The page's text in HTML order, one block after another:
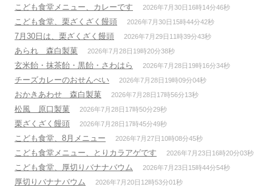
こども食堂メニュー、カレーです 2026年7月30日16時14分46秒
こども食堂、栗ざくざく饅頭 2026年7月30日15時44分42秒
7月30日は、栗ざくざく饅頭 2026年7月29日11時39分43秒
あられ 森白製菓 2026年7月28日19時20分38秒
玄米飴・抹茶飴・黒飴・さわはら 2026年7月28日19時16分34秒
チーズカレーのおせんべい 2026年7月28日19時09分04秒
おかきあわせ 森白製菓 2026年7月28日17時56分13秒
松風 原口製菓 2026年7月28日17時50分29秒
栗ざくざく饅頭 2026年7月28日17時45分49秒
こども食堂、8月メニュー 2026年7月27日10時08分45秒
こども食堂メニュー、とりカラアゲです 2026年7月23日16時20分03秒
こども食堂、厚切りバナナバウム 2026年7月23日15時44分54秒
厚切りバナナバウム 2026年7月20日12時53分01秒